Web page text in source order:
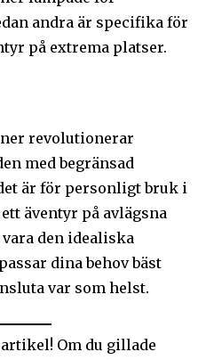
andra är specifika för
på extrema platser.
revolutionerar
med begränsad
är för personligt bruk i
äventyr på avlägsna
den idealiska
dina behov bäst
var som helst.
Om du gillade